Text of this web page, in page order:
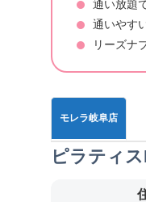
通い放題
通いやす
リーズナ
モレラ岐阜店
ピラティ